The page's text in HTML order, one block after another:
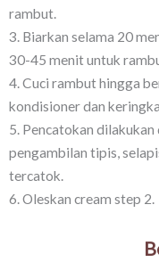
rambut.
3. Biarkan selama 20
30-45 menit untuk
4. Cuci rambut hingga
kondisioner dan
5. Pencatokan
pengambilan tipis,
tercatok.
6. Oleskan cream step 2.